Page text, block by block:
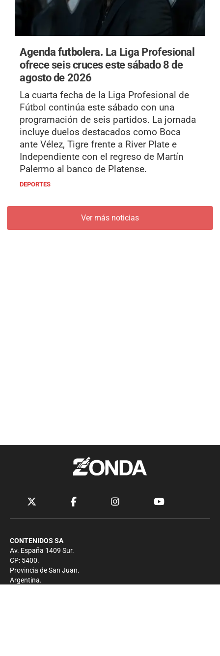
Agenda futbolera. La Liga Profesional
ofrece seis cruces este sábado 8 de
agosto de 2026
La cuarta fecha de la Liga Profesional de
Fútbol continúa este sábado con una
programación de seis partidos. La jornada
incluye duelos destacados como Boca
ante Vélez, Tigre frente a River Plate e
Independiente con el regreso de Martín
Palermo al banco de Platense.
DEPORTES
Ver más noticias
CONTENIDOS SA
Av. España 1409 Sur.
CP: 5400.
Provincia de San Juan.
Argentina.